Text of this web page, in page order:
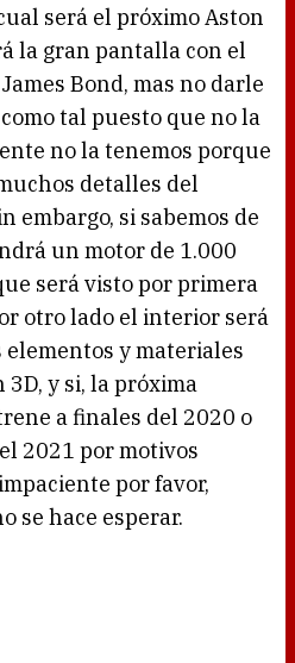
será el próximo Aston
la gran pantalla con el
Bond, mas no darle
tal puesto que no la
no la tenemos porque
detalles del
embargo, si sabemos de
un motor de 1.000
será visto por primera
otro lado el interior será
y materiales
y si, la próxima
a finales del 2020 o
2021 por motivos
por favor,
se hace esperar.